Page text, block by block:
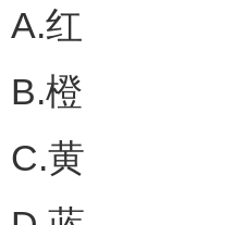
A.红
B.橙
C.黄